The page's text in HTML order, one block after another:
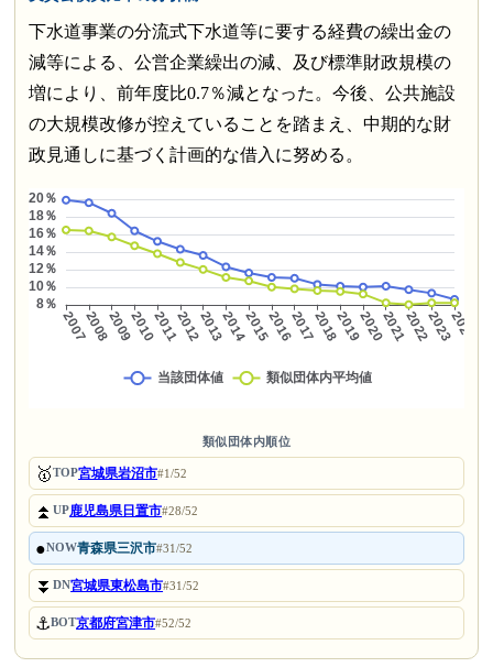
下水道事業の分流式下水道等に要する経費の繰出金の
減等による、公営企業繰出の減、及び標準財政規模の
増により、前年度比0.7％減となった。今後、公共施設
の大規模改修が控えていることを踏まえ、中期的な財
政見通しに基づく計画的な借入に努める。
類似団体内順位
🥇TOP宮城県岩沼市#1/52
⏫UP鹿児島県日置市#28/52
●NOW青森県三沢市#31/52
⏬DN宮城県東松島市#31/52
⚓BOT京都府宮津市#52/52